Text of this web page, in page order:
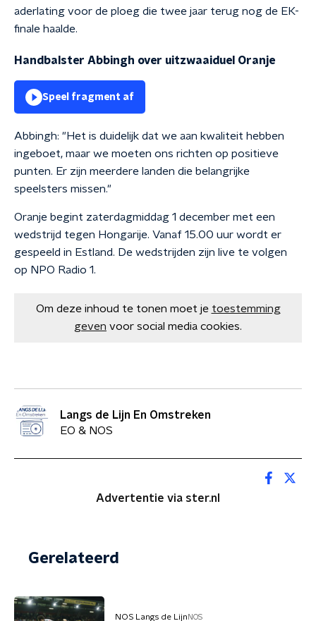
aderlating voor de ploeg die twee jaar terug nog de EK-
finale haalde.
Handbalster Abbingh over uitzwaaiduel Oranje
Speel fragment af
Abbingh: "Het is duidelijk dat we aan kwaliteit hebben
ingeboet, maar we moeten ons richten op positieve
punten. Er zijn meerdere landen die belangrijke
speelsters missen."
Oranje begint zaterdagmiddag 1 december met een
wedstrijd tegen Hongarije. Vanaf 15.00 uur wordt er
gespeeld in Estland. De wedstrijden zijn live te volgen
op NPO Radio 1.
Om deze inhoud te tonen moet je toestemming
geven voor social media cookies.
Langs de Lijn En Omstreken
EO & NOS
Advertentie via ster.nl
Gerelateerd
NOS Langs de Lijn NOS